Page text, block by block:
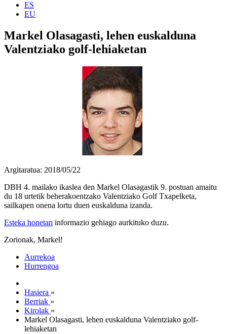
ES
EU
Markel Olasagasti, lehen euskalduna
Valentziako golf-lehiaketan
Argitaratua: 2018/05/22
DBH 4. mailako ikaslea den Markel Olasagastik 9. postuan amaitu
du 18 urtetik beherakoentzako Valentziako Golf Txapelketa,
sailkapen onena lortu duen euskalduna izanda.
Esteka honetan informazio gehiago aurkituko duzu.
Zorionak, Markel!
Aurrekoa
Hurrengoa
Hasiera »
Berriak »
Kirolak »
Markel Olasagasti, lehen euskalduna Valentziako golf-
lehiaketan